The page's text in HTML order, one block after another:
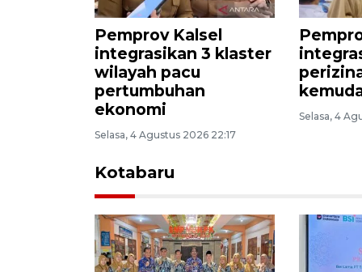
Pemprov Kalsel
integrasikan 3 klaster
wilayah pacu
pertumbuhan
ekonomi
Selasa, 4 Agustus 2026 22:17
Selasa, 4
Kotabaru